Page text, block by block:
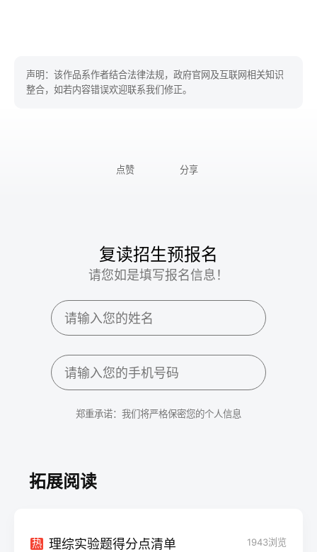
声明：该作品系作者结合法律法规，政府官网及互联网相关知识
整合，如若内容错误欢迎联系我们修正。
点赞 分享
复读招生预报名
请您如是填写报名信息！
郑重承诺：我们将严格保密您的个人信息
拓展阅读
热 理综实验题得分点清单 1943浏览